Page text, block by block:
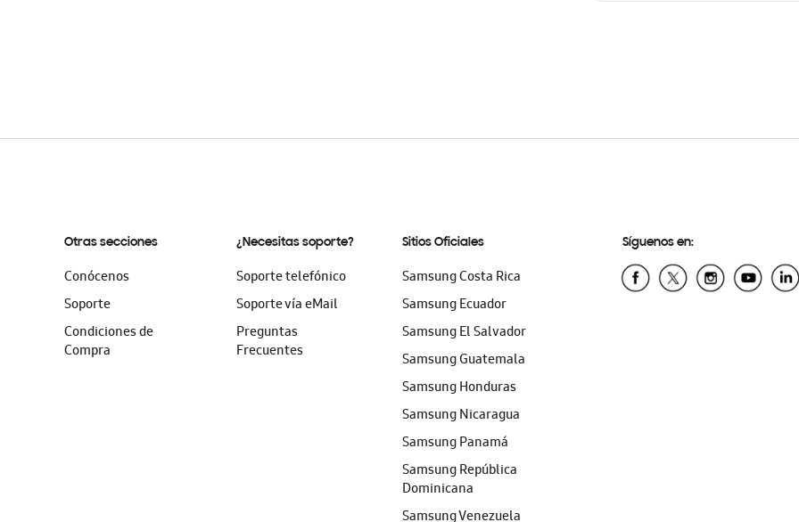
Otras secciones
Conócenos
Soporte
Condiciones de
Compra
¿Necesitas soporte?
Soporte telefónico
Soporte vía eMail
Preguntas
Frecuentes
Sitios Oficiales
Samsung Costa Rica
Samsung Ecuador
Samsung El Salvador
Samsung Guatemala
Samsung Honduras
Samsung Nicaragua
Samsung Panamá
Samsung República
Dominicana
Samsung Venezuela
Síguenos en: